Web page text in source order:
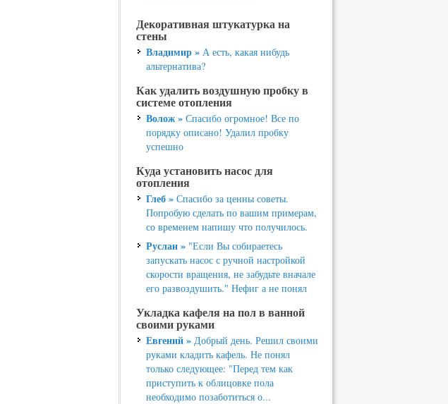
Декоративная штукатурка на
стены
Владимир »А есть, какая нибудь
альтернатива?
Как удалить воздушную пробку в
системе отопления
Волож »Спасибо огромное! Все по
порядку описано! Удалил пробку
успешно
Куда установить насос для
отопления
Глеб »Спасибо за ценны советы.
Попробую сделать по вашим примерам,
со временем напишу что получилось.
Руслан »"Если Вы собираетесь
запускать насос с ручной настройкой
скорости вращения, не забудьте вначале
его развоздушить." Нефиг а не понял
Укладка кафеля на пол в ванной
своими руками
Евгений »Добрый день. Решил своими
руками кладить кафель. Не понял
только следующее: "Перед тем как
приступить к облицовке пола
необходимо позаботиться о...